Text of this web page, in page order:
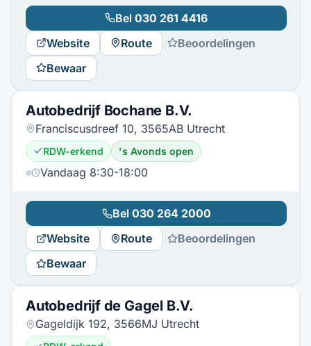
Bel 030 261 4416
Website
Route
Beoordelingen
Bewaar
Autobedrijf Bochane B.V.
Franciscusdreef 10, 3565AB Utrecht
RDW-erkend 's Avonds open
Vandaag 8:30-18:00
Bel 030 264 2000
Website
Route
Beoordelingen
Bewaar
Autobedrijf de Gagel B.V.
Gageldijk 192, 3566MJ Utrecht